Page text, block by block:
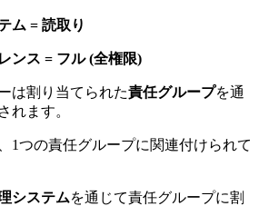
ム = 読取り
ンス = フル (全権限)
は割り当てられた責任グループを通
れます。
1つの責任グループに関連付けられて
システムを通じて責任グループに割